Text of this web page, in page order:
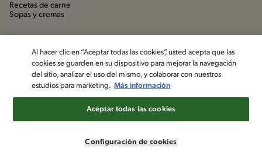
Recetas de carne
Sopas y cremas
©2022, Nestlé. Marcas registradas por Société dels Produits Nestlé,
Al hacer clic en “Aceptar todas las cookies”, usted acepta que las
cookies se guarden en su dispositivo para mejorar la navegación
del sitio, analizar el uso del mismo, y colaborar con nuestros
estudios para marketing. Más información
Configuración de cookies
Aceptar todas las cookies